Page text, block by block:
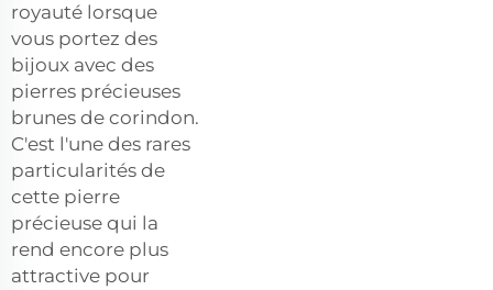
royauté lorsque
vous portez des
bijoux avec des
pierres précieuses
brunes de corindon.
C'est l'une des rares
particularités de
cette pierre
précieuse qui la
rend encore plus
attractive pour